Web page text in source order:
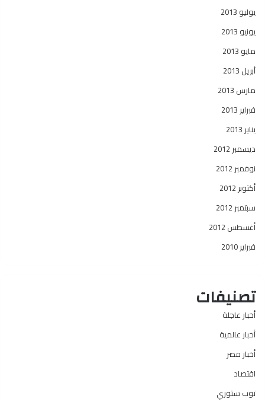
يوليو 2013
يونيو 2013
مايو 2013
أبريل 2013
مارس 2013
فبراير 2013
يناير 2013
ديسمبر 2012
نوفمبر 2012
أكتوبر 2012
سبتمبر 2012
أغسطس 2012
فبراير 2010
تصنيفات
أخبار عاجلة
أخبار عالمية
أخبار مصر
اقتصاد
توب ستوري